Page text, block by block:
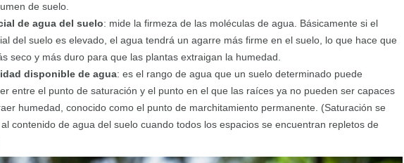
de suelo.
de agua del suelo: mide la firmeza de las moléculas de agua. Básicamente si el
del suelo es elevado, el agua tendrá un agarre más firme en el suelo, lo que hace que
seco y más duro para que las plantas extraigan la humedad.
disponible de agua: es el rango de agua que un suelo determinado puede
entre el punto de saturación y el punto en el que las raíces ya no pueden ser capaces
humedad, conocido como el punto de marchitamiento permanente. (Saturación se
contenido de agua del suelo cuando todos los espacios se encuentran repletos de